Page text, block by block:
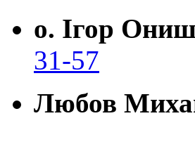
о. Ігор
31-57
Любов